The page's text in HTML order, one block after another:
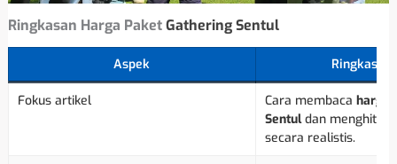
Ringkasan Harga PaketGathering Sentul
Aspek Ringkasan
Fokus artikel Cara membaca harga
Sentuldan
secara realistis.